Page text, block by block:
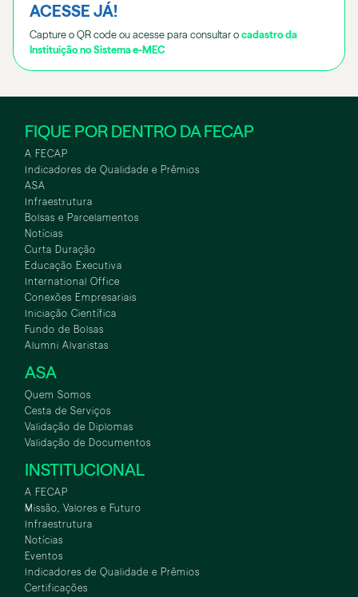
ACESSE JÁ!
Capture o QR code ou acesse para consultar o cadastro da
Instituição no Sistema e-MEC
FIQUE POR DENTRO DA FECAP
A FECAP
Indicadores de Qualidade e Prêmios
ASA
Infraestrutura
Bolsas e Parcelamentos
Notícias
Curta Duração
Educação Executiva
International Office
Conexões Empresariais
Iniciação Científica
Fundo de Bolsas
Alumni Alvaristas
ASA
Quem Somos
Cesta de Serviços
Validação de Diplomas
Validação de Documentos
INSTITUCIONAL
A FECAP
Missão, Valores e Futuro
Infraestrutura
Notícias
Eventos
Indicadores de Qualidade e Prêmios
Certificações